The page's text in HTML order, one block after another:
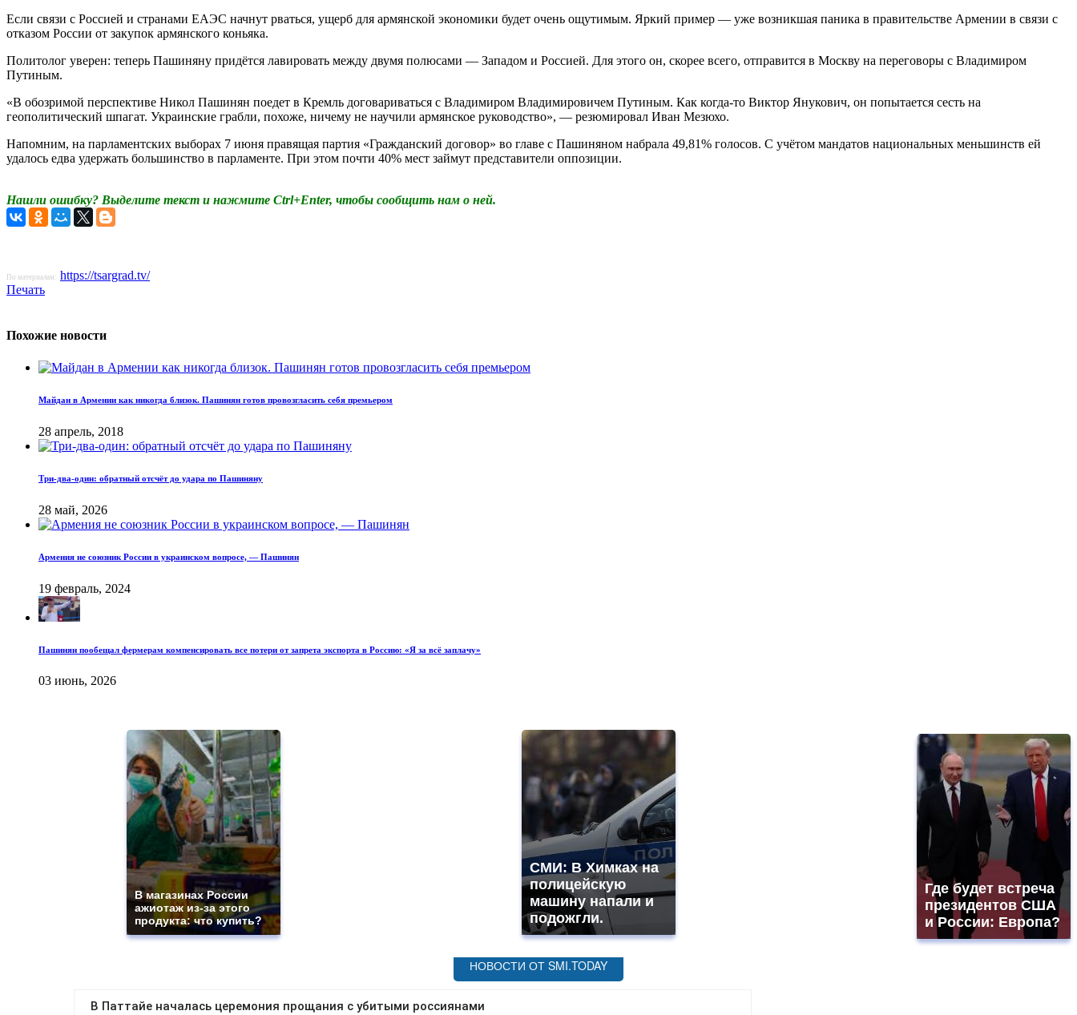
Если связи с Россией и странами ЕАЭС начнут рваться, ущерб для армянской экономики будет очень ощутимым. Яркий пример — уже возникшая паника в правительстве Армении в связи с
отказом России от закупок армянского коньяка.
Политолог уверен: теперь Пашиняну придётся лавировать между двумя полюсами — Западом и Россией. Для этого он, скорее всего, отправится в Москву на переговоры с Владимиром
Путиным.
«В обозримой перспективе Никол Пашинян поедет в Кремль договариваться с Владимиром Владимировичем Путиным. Как когда-то Виктор Янукович, он попытается сесть на
геополитический шпагат. Украинские грабли, похоже, ничему не научили армянское руководство», — резюмировал Иван Мезюхо.
Напомним, на парламентских выборах 7 июня правящая партия «Гражданский договор» во главе с Пашиняном набрала 49,81% голосов. С учётом мандатов национальных меньшинств ей
удалось едва удержать большинство в парламенте. При этом почти 40% мест займут представители оппозиции.
Нашли ошибку? Выделите текст и нажмите Ctrl+Enter, чтобы сообщить нам о ней.
По материалам: https://tsargrad.tv/
Печать
Похожие новости
Майдан в Армении как никогда близок. Пашинян готов провозгласить себя премьером
28 апрель, 2018
Три-два-один: обратный отсчёт до удара по Пашиняну
28 май, 2026
Армения не союзник России в украинском вопросе, — Пашинян
19 февраль, 2024
Пашинян пообещал фермерам компенсировать все потери от запрета экспорта в Россию: «Я за всё заплачу»
03 июнь, 2026
В магазинах России
ажиотаж из-за этого
продукта: что купить?
СМИ: В Химках на
полицейскую
машину напали и
подожгли.
Где будет встреча
президентов США
и России: Европа?